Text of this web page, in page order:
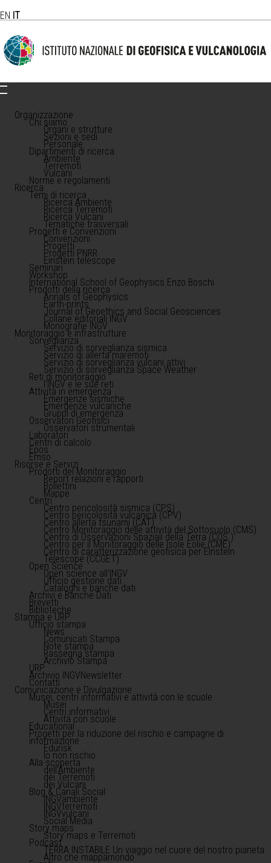
EN IT
Organizzazione
Chi siamo
Organi e strutture
Sezioni e sedi
Personale
Dipartimenti di ricerca
Ambiente
Terremoti
Vulcani
Norme e regolamenti
Ricerca
Temi di ricerca
Ricerca Ambiente
Ricerca Terremoti
Ricerca Vulcani
Tematiche trasversali
Progetti e Convenzioni
Convenzioni
Progetti
Progetti PNRR
Einstein telescope
Seminari
Workshop
International School of Geophysics Enzo Boschi
Prodotti della ricerca
Annals of Geophysics
Earth-prints
Journal of Geoethics and Social Geosciences
Collane editoriali INGV
Monografie INGV
Monitoraggio e infrastrutture
Sorveglianza
Servizio di sorveglianza sismica
Servizio di allerta maremoti
Servizio di sorveglianza vulcani attivi
Servizio di sorveglianza Space Weather
Reti di monitoraggio
l'INGV e le sue reti
Attività in emergenza
Emergenze sismiche
Emergenze vulcaniche
Gruppi di emergenza
Osservatori Geofisici
Osservatori strumentali
Laboratori
Centri di calcolo
Epos
Emso
Risorse e Servizi
Prodotti del Monitoraggio
Report relazioni e rapporti
Bollettini
Mappe
Centri
Centro pericolosità sismica (CPS)
Centro pericolosità vulcanica (CPV)
Centro allerta tsunami (CAT)
Centro Monitoraggio delle attività del Sottosuolo (CMS)
Centro di Osservazioni Spaziali della Terra (COS )
Centro per il Monitoraggio delle Isole Eolie (CME)
Centro di caratterizzazione geofisica per Einstein
Telescope (CCGET)
Open Science
Open science all'INGV
Ufficio gestione dati
Cataloghi e banche dati
Archivi e Banche Dati
Brevetti
Biblioteche
Stampa e URP
Ufficio stampa
News
Comunicati Stampa
Note stampa
Rassegna stampa
Archivio Stampa
URP
Archivio INGVNewsletter
Contatti
Comunicazione e Divulgazione
Musei, centri informativi e attività con le scuole
Musei
Centri informativi
Attività con scuole
Educational
Progetti per la riduzione del rischio e campagne di
informazione
Edurisk
Io non rischio
Alla scoperta
dell'Ambiente
dei Terremoti
dei Vulcani
Blog & Canali Social
INGVambiente
INGVterremoti
INGVvulcani
Social Media
Story maps
Story maps e Terremoti
Podcast
TERRA INSTABILE Un viaggio nel cuore del nostro pianeta
Altro che mappamondo